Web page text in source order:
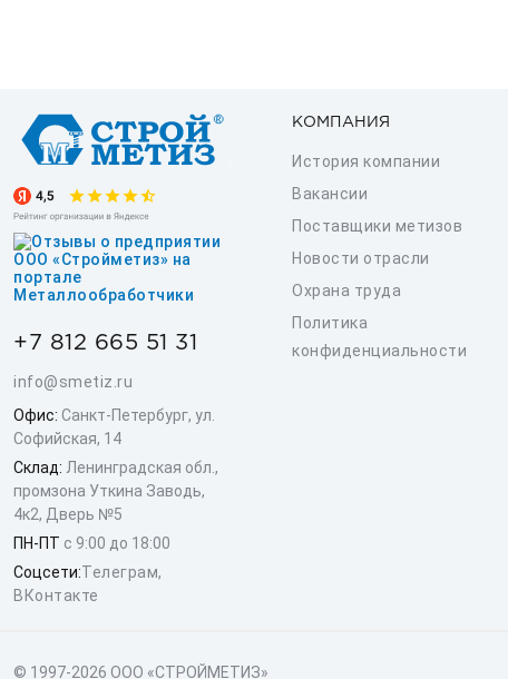
+7 812 665 51 31
info@smetiz.ru
Офис: Санкт-Петербург, ул.
Софийская, 14
Склад: Ленинградская обл.,
промзона Уткина Заводь,
4к2, Дверь №5
ПН-ПТ с 9:00 до 18:00
Соцсети:Телеграм,
ВКонтакте
КОМПАНИЯ
История компании
Вакансии
Поставщики метизов
Новости отрасли
Охрана труда
Политика
конфиденциальности
© 1997-2026 ООО «СТРОЙМЕТИЗ»